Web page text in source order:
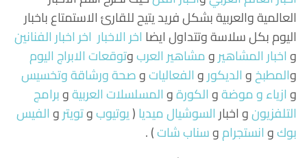
العالمية والعربية بشكل فريد يتيح للقارئ الاستمتاع باخبار
اليوم بكل سلاسة وتتداول ايضا اخر الاخبار اخر اخبار الفنانين
واخبار المشاهيرومشاهير العربوتوقعات الابراج اليوم
والمطبخوالديكوروالفعالياتوصحة ورشاقة وتخسيس
وازياء و موضةوالكورةوالمسلسلات العربيةوبرامج
التلفزيونو اخبارالسوشيال ميديا(يوتيوبوتويتروالفيس
بوكوانستجراموسناب شات) .